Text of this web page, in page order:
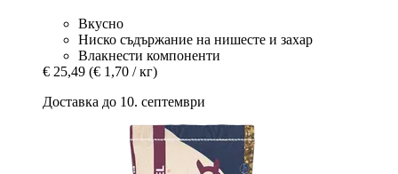
Вкусно
Ниско съдържание на нишесте и захар
Влакнести компоненти
€ 25,49 (€ 1,70 / кг)
Доставка до 10. септември